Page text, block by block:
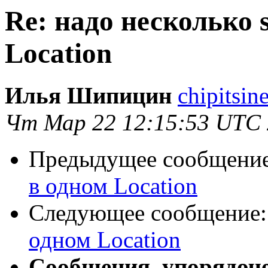
Re: надо
Location
Илья Шипицин
Чт Мар 22 12:15:53 UTC
Предыдущее
в одном Location
Следующее
одном Location